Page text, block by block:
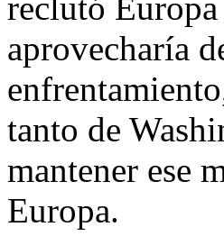
reclutó
aprovecharía
tanto de
mantener ese
Europa.